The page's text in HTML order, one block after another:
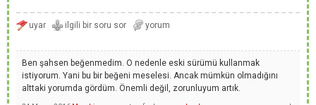
Ben şahsen beğenmedim. O nedenle eski sürümü kullanmak
istiyorum. Yani bu bir beğeni meselesi. Ancak mümkün olmadığını
alttaki yorumda gördüm. Önemli değil, zorunluyum artık.